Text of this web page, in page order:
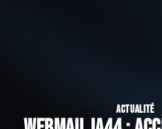
ACTUALITÉ